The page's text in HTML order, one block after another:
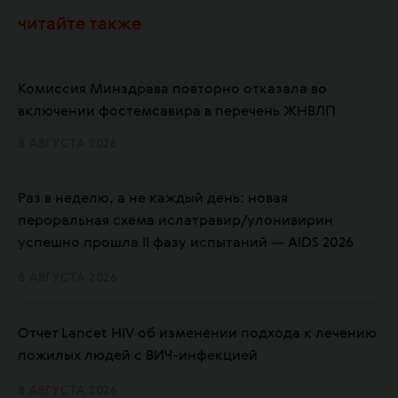
читайте также
Комиссия Минздрава повторно отказала во
включении фостемсавира в перечень ЖНВЛП
Раз в неделю, а не каждый день: новая
пероральная схема ислатравир/улонивирин
успешно прошла II фазу испытаний — AIDS 2026
Отчет Lancet HIV об изменении подхода к лечению
пожилых людей с ВИЧ-инфекцией